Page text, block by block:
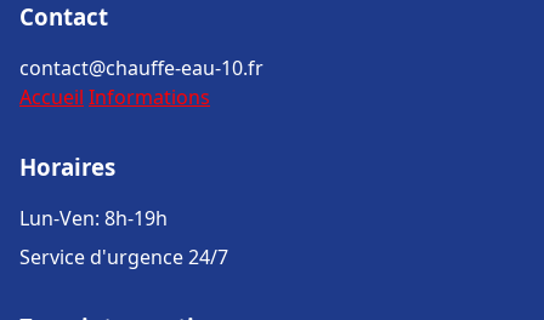
Contact
contact@chauffe-eau-10.fr
Accueil Informations
Horaires
Lun-Ven: 8h-19h
Service d'urgence 24/7